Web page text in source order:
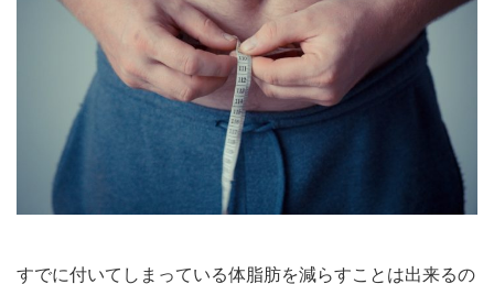
すでに付いてしまっている体脂肪を減らすことは出来るの